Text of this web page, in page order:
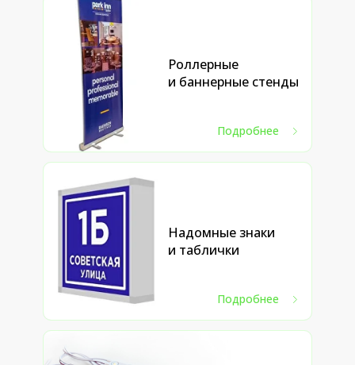
Роллерные
и баннерные стенды
Подробнее
Надомные знаки
и таблички
Подробнее